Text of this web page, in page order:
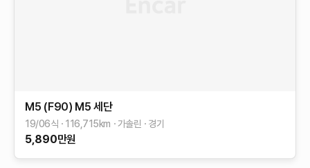
M5 (F90) M5 세단
19/06식 116,715km 가솔린 경기
5,890만원